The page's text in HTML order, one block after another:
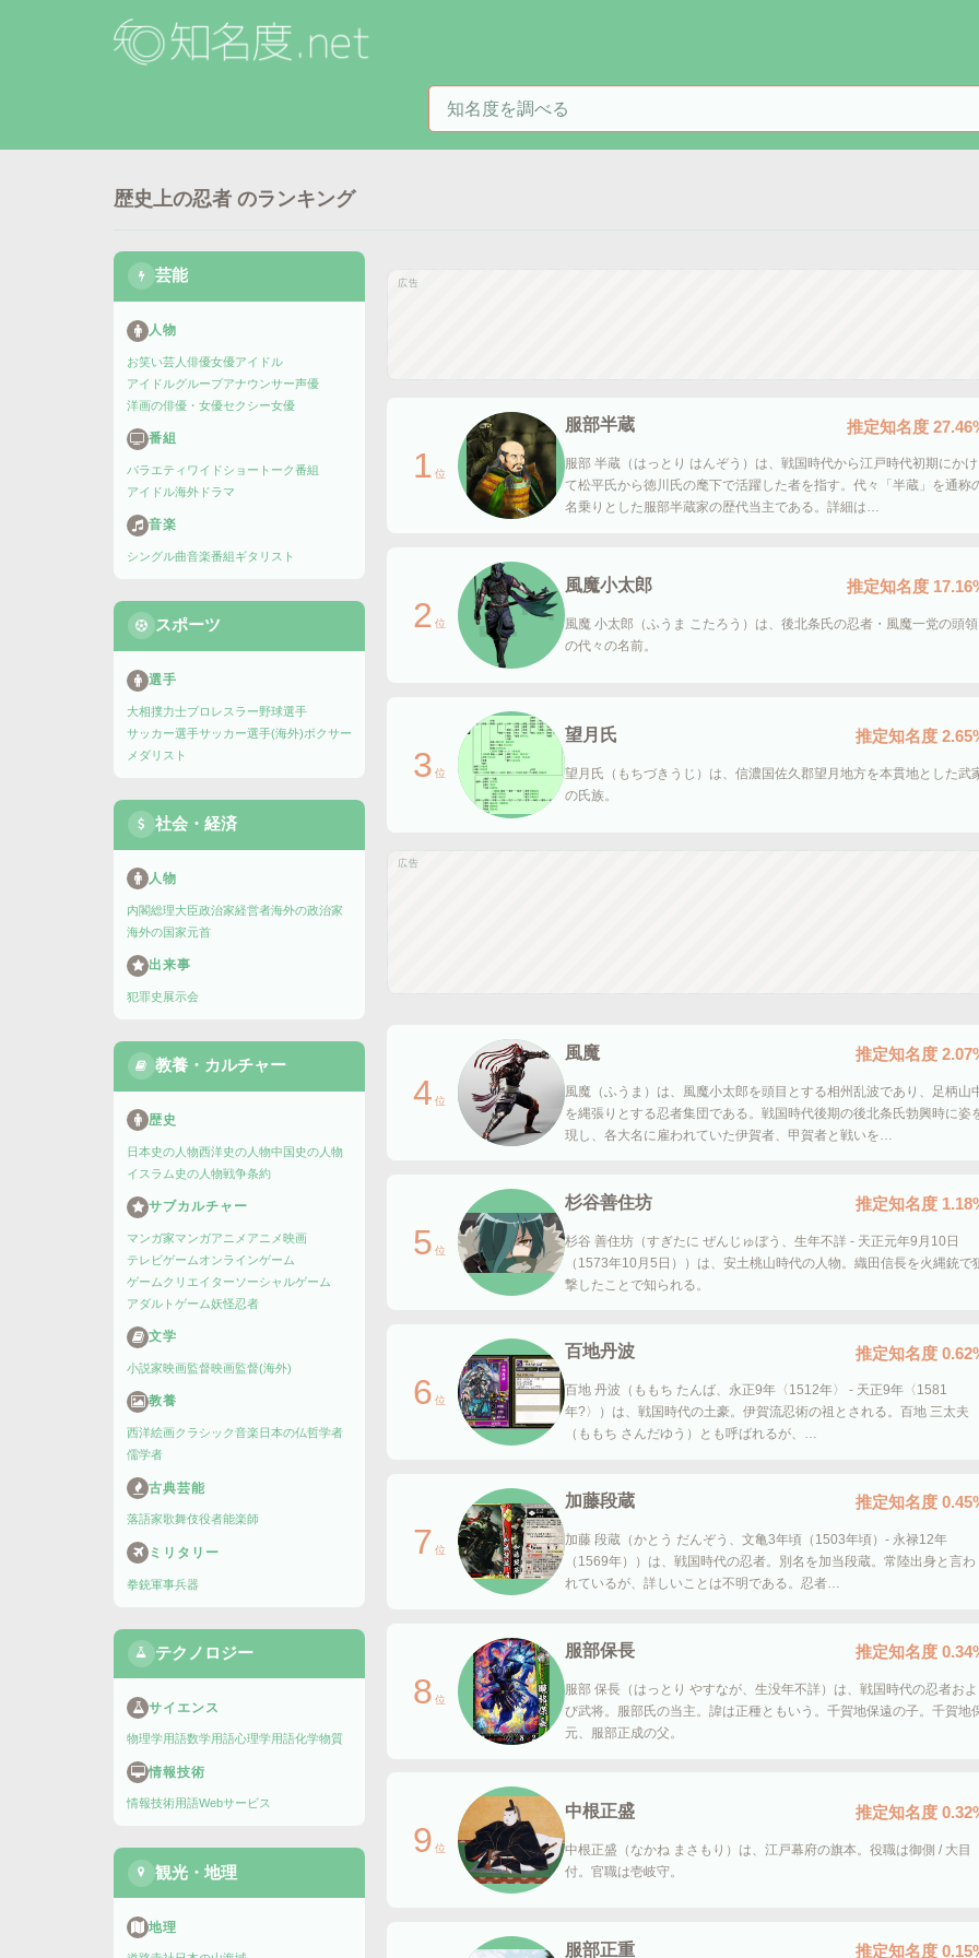
知名度を検索
歴史上の忍者 のランキング
芸能
人物
お笑い芸人 俳優女優アイドル
アイドルグループアナウンサー声優
洋画の俳優・女優セクシー女優
番組
バラエティ ワイドショー トーク番組
アイドル海外ドラマ
音楽
シングル曲音楽番組ギタリスト
スポーツ
選手
大相撲力士プロレスラー野球選手
サッカー選手サッカー選手(海外)ボクサー
メダリスト
社会・経済
人物
内閣総理大臣政治家経営者海外の政治家
海外の国家元首
出来事
犯罪史 展示会
教養・カルチャー
歴史
日本史の人物西洋史の人物中国史の人物
イスラム史の人物戦争条約
サブカルチャー
マンガ家マンガアニメ アニメ映画
テレビゲームオンラインゲーム
ゲームクリエイターソーシャルゲーム
アダルトゲーム妖怪忍者
文学
小説家映画監督映画監督(海外)
教養
西洋絵画クラシック音楽 日本の仏哲学者
儒学者
古典芸能
落語家歌舞伎役者能楽師
ミリタリー
拳銃軍事兵器
テクノロジー
サイエンス
物理学用語数学用語心理学用語化学物質
情報技術
情報技術用語Webサービス
観光・地理
地理
広告
1 位
服部半蔵 推定知名度
服部 半蔵（はっとり はんぞう）は、戦国時代から江戸時代初期にかけ
て松平氏から徳川氏の麾下で活躍した者を指す。代々「半蔵」を通称
名乗りとした服部半蔵家の歴代当主である。詳細は…
2 位
風魔小太郎 推定知名度
風魔 小太郎（ふうま こたろう）は、後北条氏の忍者・風魔一党の頭領
の代々の名前。
3 位
望月氏 推定知名度
望月氏（もちづきうじ）は、信濃国佐久郡望月地方を本貫地とした武
の氏族。
広告
4 位
風魔 推定知名度
風魔（ふうま）は、風魔小太郎を頭目とする相州乱波であり、足柄山
を縄張りとする忍者集団である。戦国時代後期の後北条氏勃興時に姿
現し、各大名に雇われていた伊賀者、甲賀者と戦いを…
5 位
杉谷善住坊 推定知名度
杉谷 善住坊（すぎたに ぜんじゅぼう、生年不詳 - 天正元年9月10日
（1573年10月5日））は、安土桃山時代の人物。織田信長を火縄銃で
撃したことで知られる。
6 位
百地丹波 推定知名度
百地 丹波（ももち たんば、永正9年〈1512年〉 - 天正9年〈1581
年?〉）は、戦国時代の土豪。伊賀流忍術の祖とされる。百地 三太夫
（ももち さんだゆう）とも呼ばれるが、…
7 位
加藤段蔵 推定知名度
加藤 段蔵（かとう だんぞう、文亀3年頃（1503年頃）- 永禄12年
（1569年））は、戦国時代の忍者。別名を加当段蔵。常陸出身と言わ
れているが、詳しいことは不明である。忍者…
8 位
服部保長 推定知名度
服部 保長（はっとり やすなが、生没年不詳）は、戦国時代の忍者およ
び武将。服部氏の当主。諱は正種ともいう。千賀地保遠の子。千賀地
元、服部正成の父。
9 位
中根正盛 推定知名度
中根正盛（なかね まさもり）は、江戸幕府の旗本。役職は御側 / 大目
付。官職は壱岐守。
服部正重 推定知名度